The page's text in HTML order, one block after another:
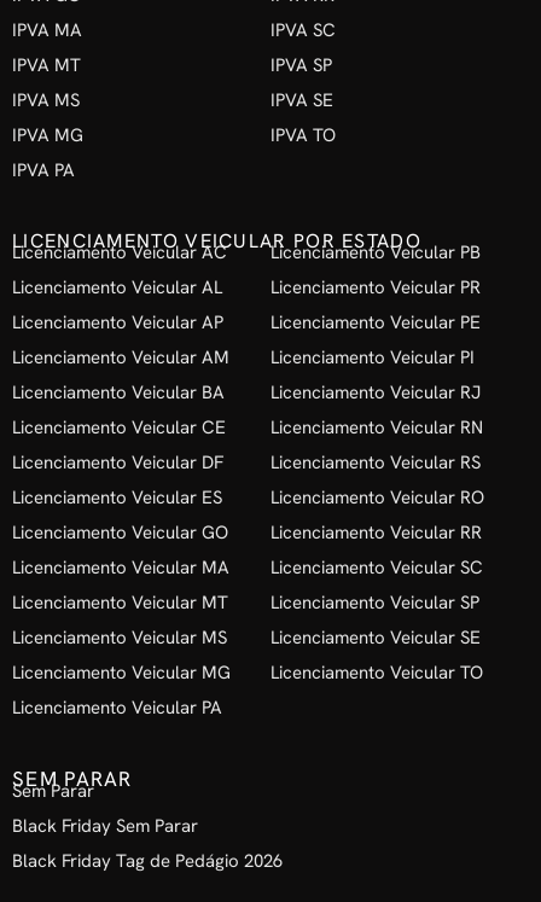
IPVA MA
IPVA MT
IPVA MS
IPVA MG
IPVA PA
IPVA SC
IPVA SP
IPVA SE
IPVA TO
LICENCIAMENTO VEICULAR POR ESTADO
Licenciamento Veicular AC
Licenciamento Veicular AL
Licenciamento Veicular AP
Licenciamento Veicular AM
Licenciamento Veicular BA
Licenciamento Veicular CE
Licenciamento Veicular DF
Licenciamento Veicular ES
Licenciamento Veicular GO
Licenciamento Veicular MA
Licenciamento Veicular MT
Licenciamento Veicular MS
Licenciamento Veicular MG
Licenciamento Veicular PA
Licenciamento Veicular PB
Licenciamento Veicular PR
Licenciamento Veicular PE
Licenciamento Veicular PI
Licenciamento Veicular RJ
Licenciamento Veicular RN
Licenciamento Veicular RS
Licenciamento Veicular RO
Licenciamento Veicular RR
Licenciamento Veicular SC
Licenciamento Veicular SP
Licenciamento Veicular SE
Licenciamento Veicular TO
SEM PARAR
Sem Parar
Black Friday Sem Parar
Black Friday Tag de Pedágio 2026